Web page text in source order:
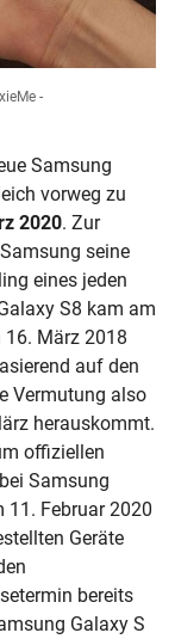
-
Samsung
vorweg zu
2020. Zur
seine
eines jeden
S8 kam am
16. März 2018
auf den
Vermutung also
herauskommt.
offiziellen
Samsung
11. Februar 2020
Geräte
bereits
Galaxy S